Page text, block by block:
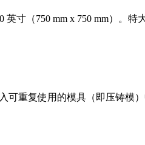
寸（750 mm x 750 mm）。特
重复使用的模具（即压铸模